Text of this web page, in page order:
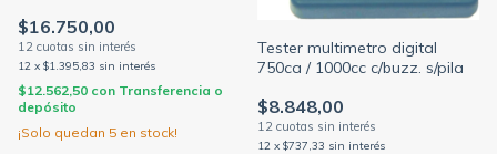
S/BAT.9V -JA- (JA)
$16.750,00
12 x $1.395,83 sin interés
$12.562,50 con Transferencia o
depósito
¡Solo quedan 5 en stock!
Tester multimetro digital
750ca / 1000cc c/buzz. s/pila
$8.848,00
12 x $737,33 sin interés